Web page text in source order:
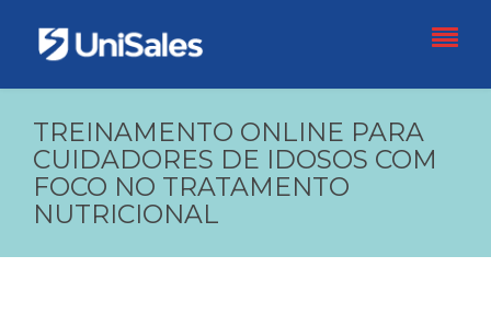
TREINAMENTO ONLINE PARA
CUIDADORES DE IDOSOS COM
FOCO NO TRATAMENTO
NUTRICIONAL